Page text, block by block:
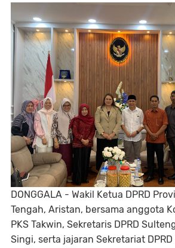
DONGGALA - Wakil Ketua DPRD
Tengah, Aristan, bersama anggota
PKS Takwin, Sekretaris DPRD
Singi, serta jajaran Sekretariat